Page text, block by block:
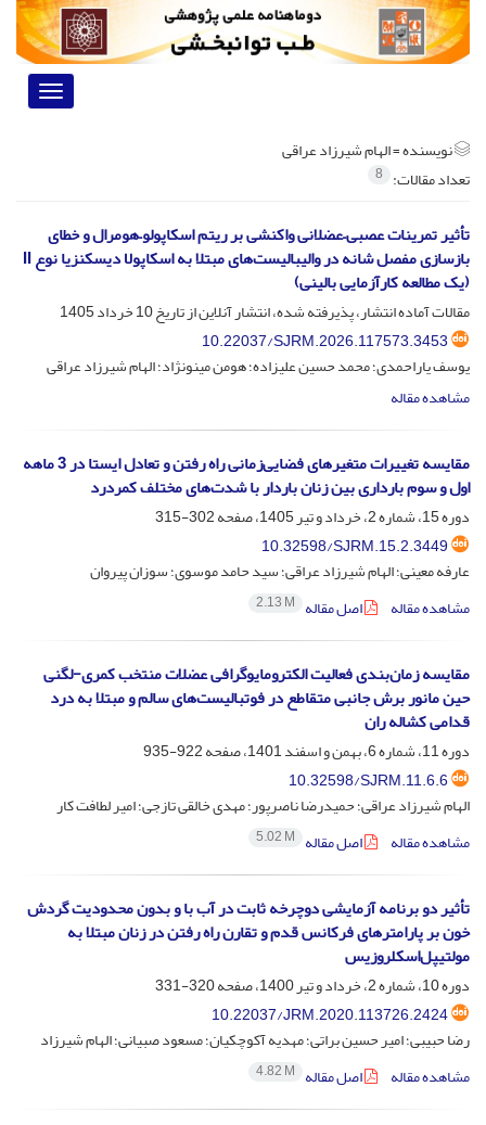
Toggle
نویسنده =الهام شیرزاد عراقی
تعداد مقالات: 8
تأثیر تمرینات عصبی–عضلانی واکنشی بر ریتم اسکاپولو–هومرال و خطای
بازسازی مفصل شانه در والیبالیست‌های مبتلا به اسکاپولا دیسکنزیا نوع II
(یک مطالعه کارآزمایی بالینی)
مقالات آماده انتشار، پذیرفته شده، انتشار آنلاین از تاریخ10 خرداد 1405
10.22037/SJRM.2026.117573.3453
یوسف یاراحمدی؛ محمد حسین علیزاده؛ هومن مینونژاد؛ الهام شیرزاد عراقی
مشاهده مقاله
مقایسه تغییرات متغیرهای فضایی‌زمانی راه رفتن و تعادل ایستا در 3 ماهه
اول و سوم بارداری بین زنان باردار با شدت‌های مختلف کمردرد
دوره 15، شماره 2، خرداد و تیر 1405، صفحه
302-315
10.32598/SJRM.15.2.3449
عارفه معینی؛ الهام شیرزاد عراقی؛ سید حامد موسوی؛ سوزان پیروان
مشاهده مقاله
اصل مقاله 2.13 M
مقایسه زمان‌بندی فعالیت الکترومایوگرافی عضلات منتخب کمری-لگنی
حین مانور برش جانبی متقاطع در فوتبالیست‌های سالم و مبتلا به درد
قدامی کشاله ران
دوره 11، شماره 6، بهمن و اسفند 1401، صفحه
922-935
10.32598/SJRM.11.6.6
الهام شیرزاد عراقی؛ حمیدرضا ناصرپور؛ مهدی خالقی تازجی؛ امیر لطافت کار
مشاهده مقاله
اصل مقاله 5.02 M
تأثیر دو برنامه آزمایشی دوچرخه ثابت در آب با و بدون محدودیت گردش
خون بر پارامترهای فرکانس قدم و تقارن راه رفتن در زنان مبتلا به
مولتیپل‌اسکلروزیس
دوره 10، شماره 2، خرداد و تیر 1400، صفحه
320-331
10.22037/JRM.2020.113726.2424
رضا حبیبی؛ امیر حسین براتی؛ مهدیه آکوچکیان؛ مسعود صبیانی؛ الهام شیرزاد
مشاهده مقاله
اصل مقاله 4.82 M